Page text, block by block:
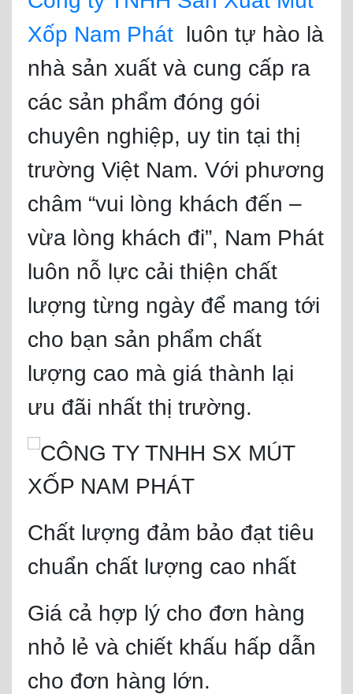
Xốp Nam Phát luôn tự hào là
nhà sản xuất và cung cấp ra
các sản phẩm đóng gói
chuyên nghiệp, uy tin tại thị
trường Việt Nam. Với phương
châm “vui lòng khách đến –
vừa lòng khách đi”, Nam Phát
luôn nỗ lực cải thiện chất
lượng từng ngày để mang tới
cho bạn sản phẩm chất
lượng cao mà giá thành lại
ưu đãi nhất thị trường.
Chất lượng đảm bảo đạt tiêu
chuẩn chất lượng cao nhất
Giá cả hợp lý cho đơn hàng
nhỏ lẻ và chiết khấu hấp dẫn
cho đơn hàng lớn.